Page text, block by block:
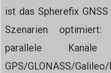
ist das Spherefix
Szenarien
parallele
GPS/GLONASS/